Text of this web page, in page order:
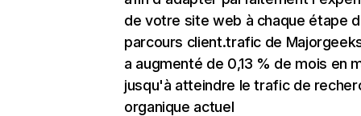
de votre site web à chaque étape
parcours client.trafic de
a augmenté de 0,13 % de mois en
jusqu'à atteindre le trafic de
organique actuel